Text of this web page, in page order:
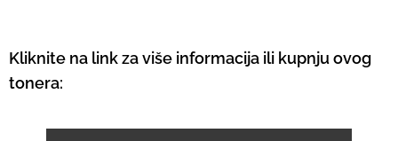
Kliknite na link za više informacija ili kupnju ovog
tonera: